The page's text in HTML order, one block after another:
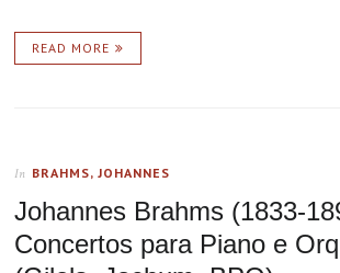
READ MORE
In BRAHMS, JOHANNES
Johannes Brahms (1833-
Concertos para Piano e